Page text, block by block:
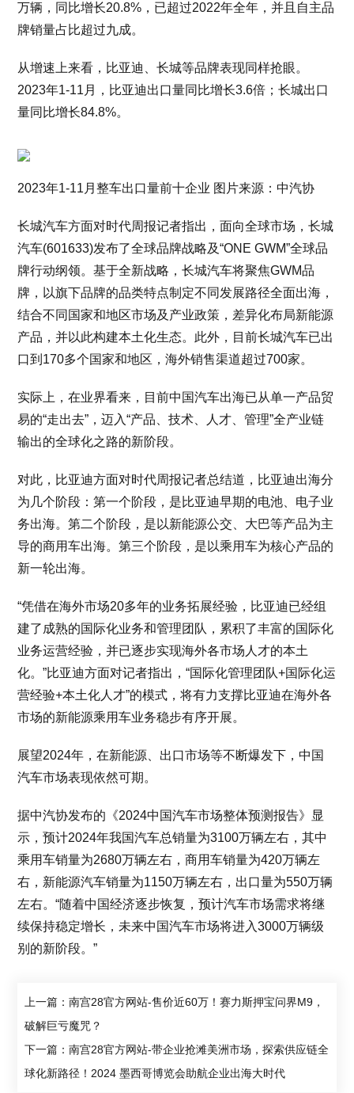
万辆，同比增长20.8%，已超过2022年全年，并且自主品
牌销量占比超过九成。
从增速上来看，比亚迪、长城等品牌表现同样抢眼。
2023年1-11月，比亚迪出口量同比增长3.6倍；长城出口
量同比增长84.8%。
2023年1-11月整车出口量前十企业 图片来源：中汽协
长城汽车方面对时代周报记者指出，面向全球市场，长城
汽车(601633)发布了全球品牌战略及“ONE GWM”全球品
牌行动纲领。基于全新战略，长城汽车将聚焦GWM品
牌，以旗下品牌的品类特点制定不同发展路径全面出海，
结合不同国家和地区市场及产业政策，差异化布局新能源
产品，并以此构建本土化生态。此外，目前长城汽车已出
口到170多个国家和地区，海外销售渠道超过700家。
实际上，在业界看来，目前中国汽车出海已从单一产品贸
易的“走出去”，迈入“产品、技术、人才、管理”全产业链
输出的全球化之路的新阶段。
对此，比亚迪方面对时代周报记者总结道，比亚迪出海分
为几个阶段：第一个阶段，是比亚迪早期的电池、电子业
务出海。第二个阶段，是以新能源公交、大巴等产品为主
导的商用车出海。第三个阶段，是以乘用车为核心产品的
新一轮出海。
“凭借在海外市场20多年的业务拓展经验，比亚迪已经组
建了成熟的国际化业务和管理团队，累积了丰富的国际化
业务运营经验，并已逐步实现海外各市场人才的本土
化。”比亚迪方面对记者指出，“国际化管理团队+国际化运
营经验+本土化人才”的模式，将有力支撑比亚迪在海外各
市场的新能源乘用车业务稳步有序开展。
展望2024年，在新能源、出口市场等不断爆发下，中国
汽车市场表现依然可期。
据中汽协发布的《2024中国汽车市场整体预测报告》显
示，预计2024年我国汽车总销量为3100万辆左右，其中
乘用车销量为2680万辆左右，商用车销量为420万辆左
右，新能源汽车销量为1150万辆左右，出口量为550万辆
左右。“随着中国经济逐步恢复，预计汽车市场需求将继
续保持稳定增长，未来中国汽车市场将进入3000万辆级
别的新阶段。”
上一篇：南宫28官方网站-售价近60万！赛力斯押宝问界M9，
破解巨亏魔咒？
下一篇：南宫28官方网站-带企业抢滩美洲市场，探索供应链全
球化新路径！2024 墨西哥博览会助航企业出海大时代